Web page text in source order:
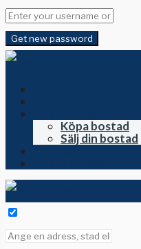
Get new password
Köpa bostad
Sälj din bostad